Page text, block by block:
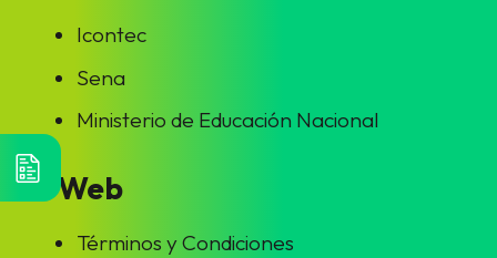
Icontec
Sena
Ministerio de Educación Nacional
Web
Términos y Condiciones